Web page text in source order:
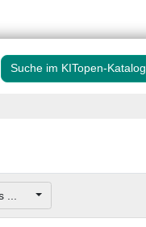
Suche im KITopen-Katalog
...